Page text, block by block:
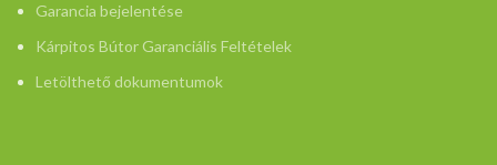
Garancia bejelentése
Kárpitos Bútor Garanciális Feltételek
Letölthető dokumentumok